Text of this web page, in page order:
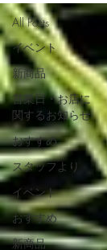
All Posts
イベント
新商品
営業日・お店に
関するお知らせ
おすすめ
スタッフより
イベント
おすすめ
新商品